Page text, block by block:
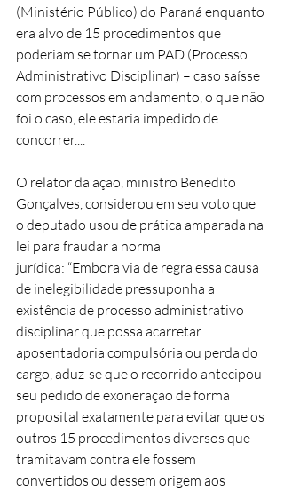
(Ministério Público) do Paraná enquanto
era alvo de 15 procedimentos que
poderiam se tornar um PAD (Processo
Administrativo Disciplinar) – caso saísse
com processos em andamento, o que não
foi o caso, ele estaria impedido de
concorrer....
O relator da ação, ministro Benedito
Gonçalves, considerou em seu voto que
o deputado usou de prática amparada na
lei para fraudar a norma
jurídica: “Embora via de regra essa causa
de inelegibilidade pressuponha a
existência de processo administrativo
disciplinar que possa acarretar
aposentadoria compulsória ou perda do
cargo, aduz-se que o recorrido antecipou
seu pedido de exoneração de forma
proposital exatamente para evitar que os
outros 15 procedimentos diversos que
tramitavam contra ele fossem
convertidos ou dessem origem aos